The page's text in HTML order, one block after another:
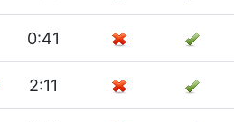
0:41
2:11